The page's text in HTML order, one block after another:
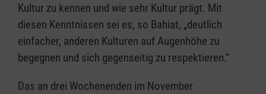
Kultur zu kennen und wie sehr Kultur prägt. Mit
diesen Kenntnissen sei es, so Bahiat, „deutlich
einfacher, anderen Kulturen auf Augenhöhe zu
begegnen und sich gegenseitig zu respektieren.“
Das an drei Wochenenden im November